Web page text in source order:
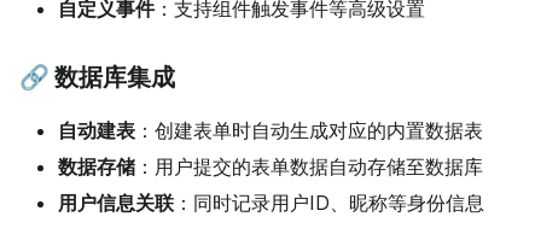
自定义事件：支持组件触发事件等高级设置
🔗 数据库集成
自动建表 ：创建表单时自动生成对应的内置数据表
数据存储 ：用户提交的表单数据自动存储至数据库
用户信息关联 ：同时记录用户ID、昵称等身份信息